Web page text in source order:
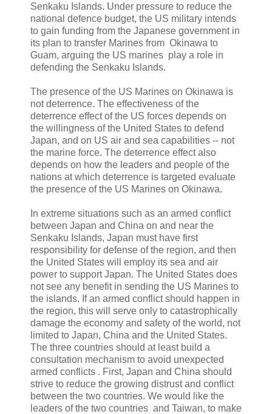
Senkaku Islands. Under pressure to reduce the
national defence budget, the US military intends
to gain funding from the Japanese government in
its plan to transfer Marines from Okinawa to
Guam, arguing the US marines play a role in
defending the Senkaku Islands.
The presence of the US Marines on Okinawa is
not deterrence. The effectiveness of the
deterrence effect of the US forces depends on
the willingness of the United States to defend
Japan, and on US air and sea capabilities -­‐ not
the marine force. The deterrence effect also
depends on how the leaders and people of the
nations at which deterrence is targeted evaluate
the presence of the US Marines on Okinawa.
In extreme situations such as an armed conflict
between Japan and China on and near the
Senkaku Islands, Japan must have first
responsibility for defense of the region, and then
the United States will employ its sea and air
power to support Japan. The United States does
not see any benefit in sending the US Marines to
the islands. If an armed conflict should happen in
the region, this will serve only to catastrophically
damage the economy and safety of the world, not
limited to Japan, China and the United States.
The three countries should at least build a
consultation mechanism to avoid unexpected
armed conflicts . First, Japan and China should
strive to reduce the growing distrust and conflict
between the two countries. We would like the
leaders of the two countries and Taiwan, to make